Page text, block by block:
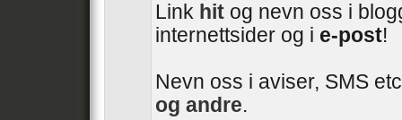
Link hit og nevn oss i
internettsider og i e-post!
Nevn oss i aviser, SMS
og andre.